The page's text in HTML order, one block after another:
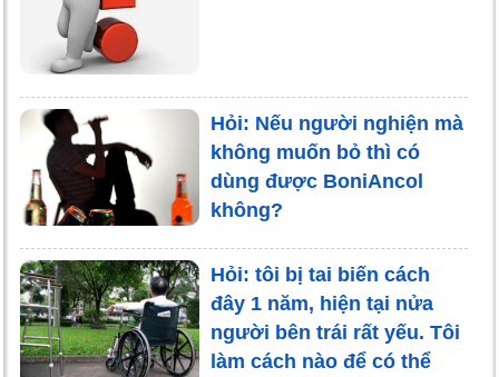
Hỏi: Nếu người nghiện mà
không muốn bỏ thì có
dùng được BoniAncol
không?
Hỏi: tôi bị tai biến cách
đây 1 năm, hiện tại nửa
người bên trái rất yếu. Tôi
làm cách nào để có thể